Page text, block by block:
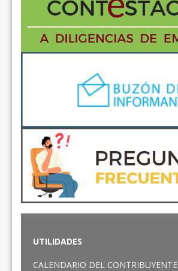
UTILIDADES
CALENDARIO DEL CONTRIBUYENTE